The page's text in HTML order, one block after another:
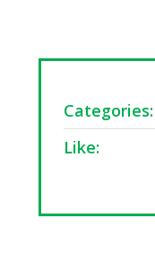
Categories:
Like: